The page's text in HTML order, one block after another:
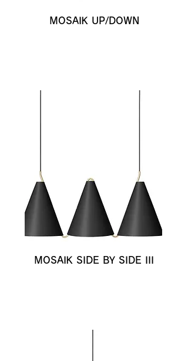
MOSAIK UP/DOWN
MOSAIK SIDE BY SIDE III